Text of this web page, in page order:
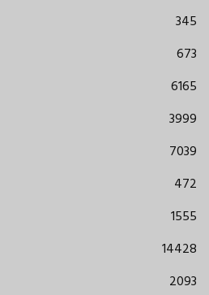
345
673
6165
3999
7039
472
1555
14428
2093